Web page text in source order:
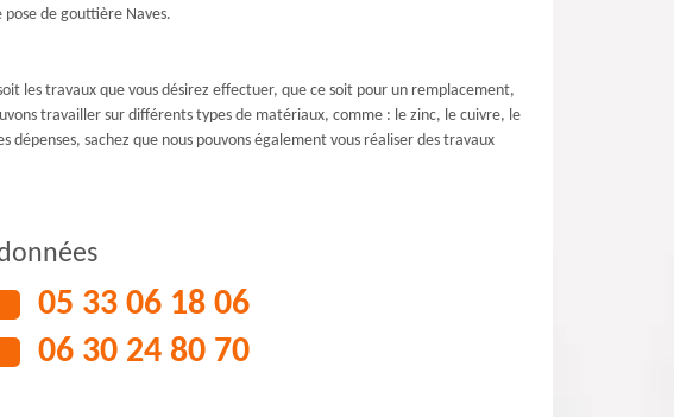
de gouttière Naves.
les travaux que vous désirez effectuer, que ce soit pour un remplacement,
travailler sur différents types de matériaux, comme : le zinc, le cuivre, le
dépenses, sachez que nous pouvons également vous réaliser des travaux
05 33 06 18 06
06 30 24 80 70